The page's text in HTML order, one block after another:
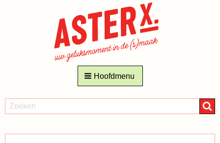
Hoofdmenu
ZOEKEN
Zoeken